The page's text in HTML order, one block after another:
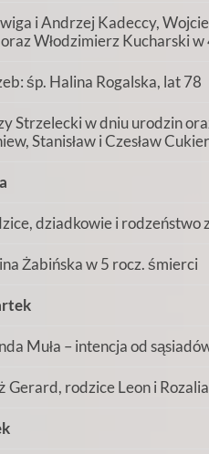
i Andrzej Kadeccy,
Włodzimierz Kucharski
śp. Halina Rogalska, lat 78
Strzelecki w dniu urodzin
Stanisław i Czesław
dziadkowie i rodzeństwo
Żabińska w 5 rocz. śmierci
Muła – intencja od
Gerard, rodzice Leon i